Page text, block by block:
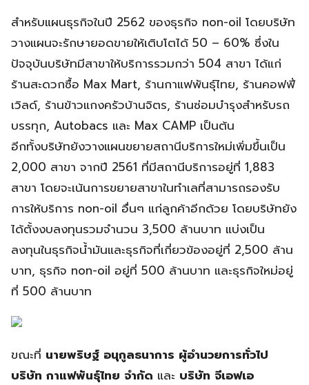
สำหรับแผนธุรกิจในปี 2562 ของธุรกิจ non-oil โดยบริษัท
วางแผนจะรักษายอดขายให้เติบโตได้ 50 – 60% ซึ่งใน
ปัจจุบันบริษัทมีสาขาให้บริการรวมกว่า 504 สาขา ได้แก่
ร้านสะดวกซื้อ Max Mart, ร้านกาแฟพันธุ์ไทย, ร้านคอฟฟี่
เวิลด์, ร้านข้าวแกงครัวบ้านจิตร, ร้านซ่อมบำรุงสำหรับรถ
บรรทุก, Autobacs และ Max CAMP เป็นต้น
อีกทั้งบริษัทยังวางแผนขยายสถานีบริการใหม่เพิ่มขึ้นเป็น
2,000 สาขา จากปี 2561 ที่มีสถานีบริการอยู่ที่ 1,883
สาขา โดยจะเน้นการขยายสาขาในทำเลที่สามารถรองรับ
การให้บริการ non-oil อื่นๆ แก่ลูกค้าอีกด้วย โดยบริษัทยัง
ได้ตั้งงบลงทุนรวมจำนวน 3,500 ล้านบาท แบ่งเป็น
ลงทุนในธุรกิจน้ำมันและธุรกิจที่เกี่ยวข้องอยู่ที่ 2,500 ล้าน
บาท, ธุรกิจ non-oil อยู่ที่ 500 ล้านบาท และธุรกิจใหม่อยู่
ที่ 500 ล้านบาท
ขณะที่ นายพริษฐ์ อนุกูลธนาการ ผู้อำนวยการทั่วไป
บริษัท กาแฟพันธุ์ไทย จำกัด และ บริษัท จีเอฟเอ